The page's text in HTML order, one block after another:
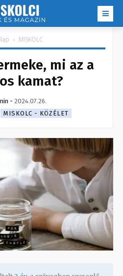
MISKOLC
mi az a
kamat?
- 2024.07.26.
MISKOLC - KÖZÉLET